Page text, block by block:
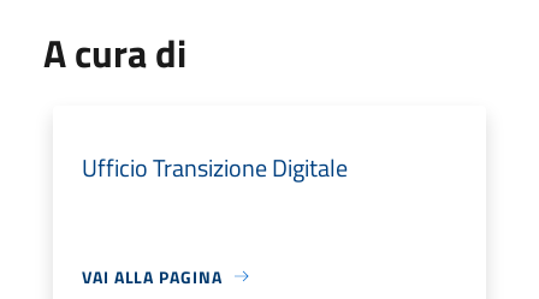
A cura di
Ufficio Transizione Digitale
VAI ALLA PAGINA